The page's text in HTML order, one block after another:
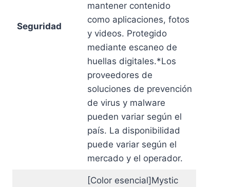
Seguridad
mantener contenido
como aplicaciones, fotos
y videos. Protegido
mediante escaneo de
huellas digitales.*Los
proveedores de
soluciones de prevención
de virus y malware
pueden variar según el
país. La disponibilidad
puede variar según el
mercado y el operador.
[Color esencial]Mystic